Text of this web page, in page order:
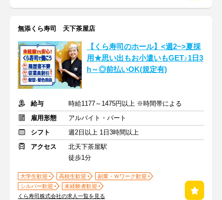
無添くら寿司 天下茶屋店
【くら寿司のホール】<週2~>夏採
用★思い出もお小遣いもGET♪1日3
h～◎前払いOK(規定有)
給与
時給1177～1475円以上 ※時間帯による
雇用形態
アルバイト・パート
シフト
週2日以上 1日3時間以上
アクセス
北天下茶屋駅
徒歩1分
大学生歓迎 高校生歓迎
副業・Ｗワーク歓迎
シルバー歓迎
未経験者歓迎
くら寿司株式会社の求人一覧を見る